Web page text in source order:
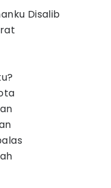
Disalib